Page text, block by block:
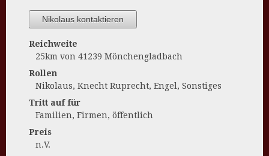
Nikolaus kontaktieren
Reichweite
25km von 41239 Mönchengladbach
Rollen
Nikolaus, Knecht Ruprecht, Engel, Sonstiges
Tritt auf für
Familien, Firmen, öffentlich
Preis
n.V.